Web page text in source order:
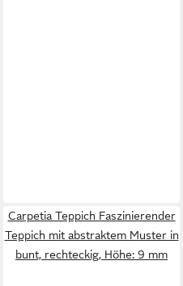
Carpetia Teppich Faszinierender
Teppich mit abstraktem Muster in
bunt, rechteckig, Höhe: 9 mm